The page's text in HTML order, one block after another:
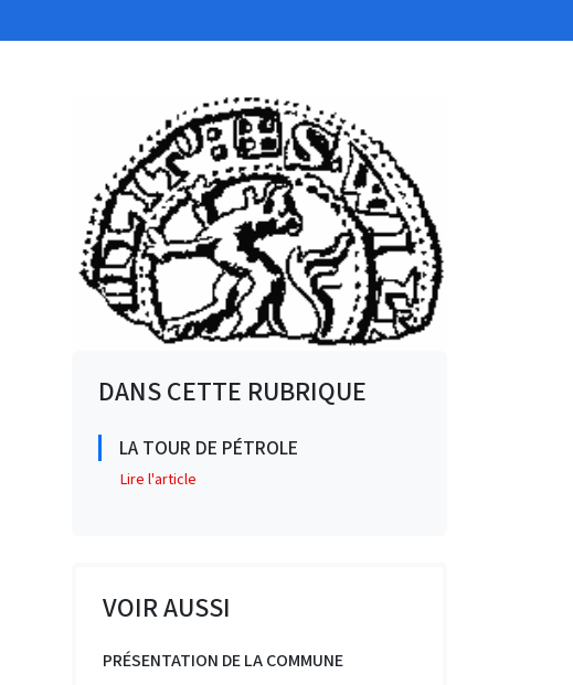
DANS CETTE RUBRIQUE
LA TOUR DE PÉTROLE
Lire l'article
VOIR AUSSI
PRÉSENTATION DE LA COMMUNE